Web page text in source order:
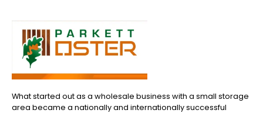
What started out as a wholesale business with a small storage
area became a nationally and internationally successful